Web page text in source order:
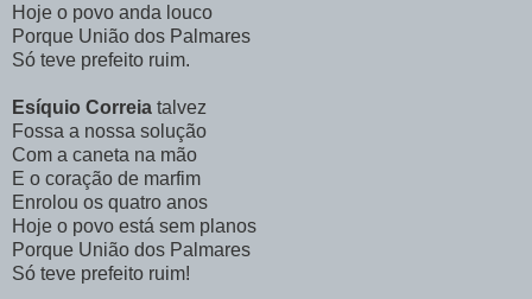
Hoje o povo anda louco
Porque União dos Palmares
Só teve prefeito ruim.
Esíquio Correia talvez
Fossa a nossa solução
Com a caneta na mão
E o coração de marfim
Enrolou os quatro anos
Hoje o povo está sem planos
Porque União dos Palmares
Só teve prefeito ruim!